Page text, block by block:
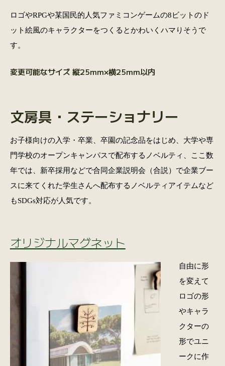
ロゴやRPGや某国民的人気ファミコンゲームの8ビットのド
ット絵風のキャラクターをつくるとかわいくハマりそうで
す。
変更可能なサイズ 縦25mm×横25mm以内
文房具・ステーショナリー
お子様向けの入学・卒業、卒園の記念品をはじめ、大学や専
門学校のオープンキャンパスで配布するノベルティ、ここ数
年では、新卒採用などで合同企業説明会（合説）で企業ブー
スに来てくれた学生さんへ配布するノベルティアイテムなど
もSDGs対応が人気です。
オリジナルマグネット
自由に形
を変えて
ロゴの形
やキャラ
クターの
形でユニ
ークに作